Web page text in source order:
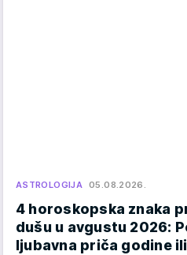
ASTROLOGIJA 05.08.2026.
4 horoskopska znaka
dušu u avgustu 2026:
ljubavna priča godine